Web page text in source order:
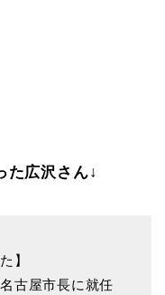
た広沢さん↓
】
古屋市長に就任